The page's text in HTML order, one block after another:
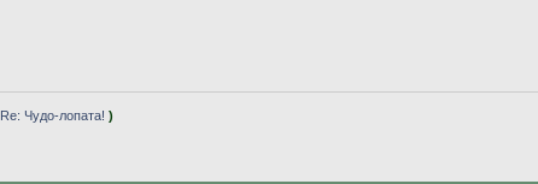
Re: Чудо-лопата! )